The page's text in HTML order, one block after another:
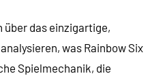
Patrioten (1987)
über das einzigartige,
was Rainbow Six
Spielmechanik, die